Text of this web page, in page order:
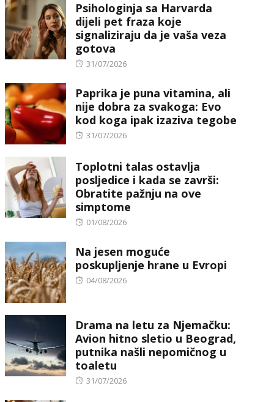
Psihologinja sa Harvarda
dijeli pet fraza koje
signaliziraju da je vaša veza
gotova
Posted
31/07/2026
Paprika je puna vitamina, ali
nije dobra za svakoga: Evo
kod koga ipak izaziva tegobe
Posted
31/07/2026
Toplotni talas ostavlja
posljedice i kada se završi:
Obratite pažnju na ove
simptome
Posted
01/08/2026
Na jesen moguće
poskupljenje hrane u Evropi
Posted
04/08/2026
Drama na letu za Njemačku:
Avion hitno sletio u Beograd,
putnika našli nepomičnog u
toaletu
Posted
31/07/2026